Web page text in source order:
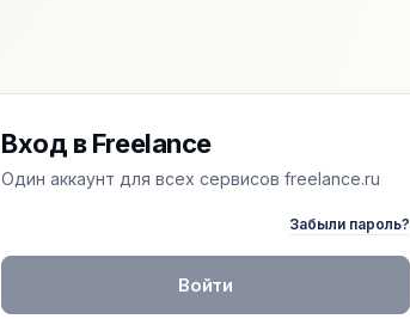
Вход в Freelance
Один аккаунт для всех сервисов freelance.ru
Забыли пароль?
Войти